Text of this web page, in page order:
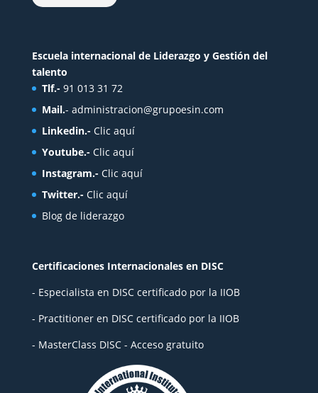
Escuela internacional de Liderazgo y Gestión del
talento
Tlf.- 91 013 31 72
Mail.- administracion@grupoesin.com
Linkedin.- Clic aquí
Youtube.- Clic aquí
Instagram.- Clic aquí
Twitter.- Clic aquí
Blog de liderazgo
Certificaciones Internacionales en DISC
- Especialista en DISC certificado por la IIOB
- Practitioner en DISC certificado por la IIOB
- MasterClass DISC - Acceso gratuito